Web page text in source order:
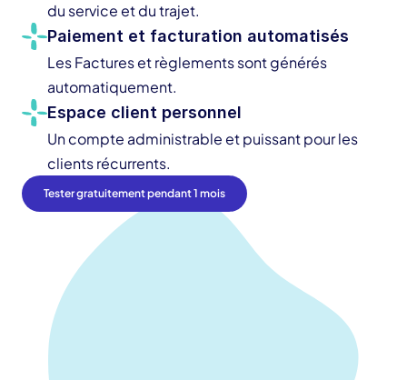
du service et du trajet.
Paiement et facturation automatisés
Les Factures et règlements sont générés
automatiquement.
Espace client personnel
Un compte administrable et puissant pour les
clients récurrents.
Tester gratuitement pendant 1 mois